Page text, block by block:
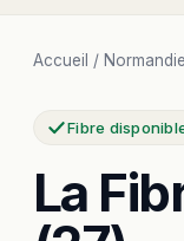
Accueil / Normandie
Fibre
La